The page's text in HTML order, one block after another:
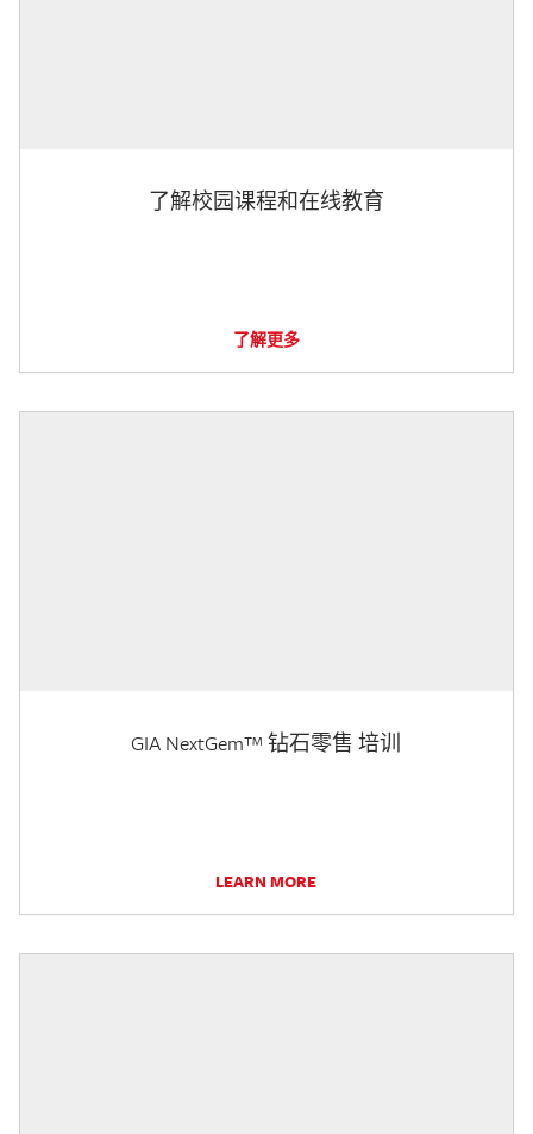
了解校园课程和在线教育
了解更多
GIA NextGem™ 钻石零售 培训
LEARN MORE